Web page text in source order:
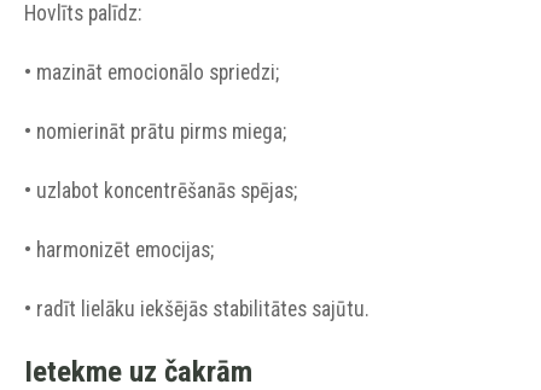
Hovlīts palīdz:
• mazināt emocionālo spriedzi;
• nomierināt prātu pirms miega;
• uzlabot koncentrēšanās spējas;
• harmonizēt emocijas;
• radīt lielāku iekšējās stabilitātes sajūtu.
Ietekme uz čakrām